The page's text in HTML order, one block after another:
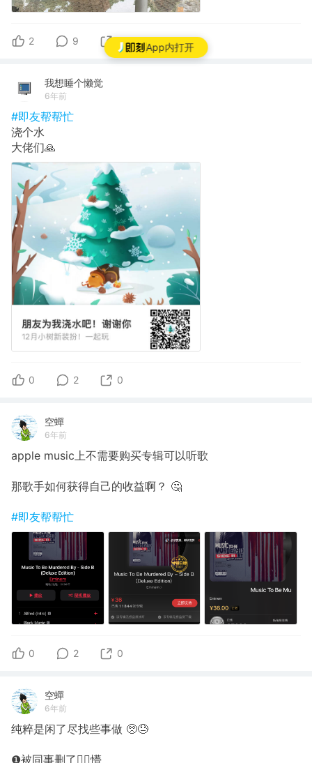
App内打开
2 9 1
我想睡个懒觉
6年前
#即友帮帮忙
浇个水
大佬们🙏
0 2 0
空蟬
6年前
apple music上不需要购买专辑可以听歌
那歌手如何获得自己的收益啊？ 🤔️
#即友帮帮忙
0 2 0
空蟬
6年前
纯粹是闲了尽找些事做 🥺😓
❶被同事删了👉🏽懵